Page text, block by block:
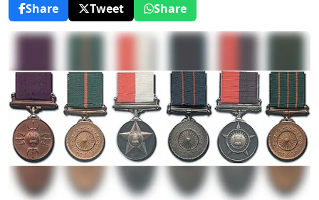
Share
Tweet Share